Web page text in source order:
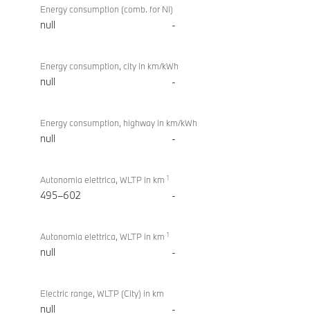
Energy consumption (comb. for NI)
null -
Energy consumption, city in km/kWh
null -
Energy consumption, highway in km/kWh
null -
Autonomia elettrica, WLTP in km 1
495–602 -
Autonomia elettrica, WLTP in km 1
null -
Electric range, WLTP (City) in km
null -